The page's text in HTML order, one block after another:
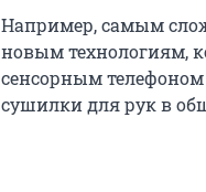
Например, самым
новым технологиям,
сенсорным
сушилки для рук в